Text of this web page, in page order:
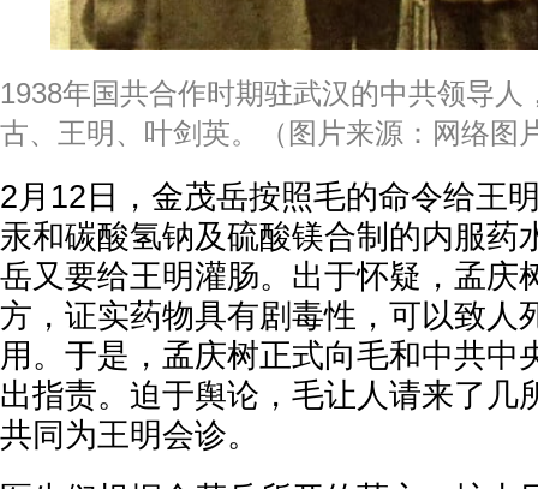
1938年国共合作时期驻武汉的中共领导人
古、王明、叶剑英。（图片来源：网络图
2月12日，金茂岳按照毛的命令给王
汞和碳酸氢钠及硫酸镁合制的内服药
岳又要给王明灌肠。出于怀疑，孟庆
方，证实药物具有剧毒性，可以致人
用。于是，孟庆树正式向毛和中共中
出指责。迫于舆论，毛让人请来了几
共同为王明会诊。